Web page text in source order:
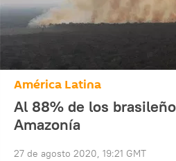
América Latina
Al 88% de los
Amazonía
27 de agosto 2020, 19:21 GMT